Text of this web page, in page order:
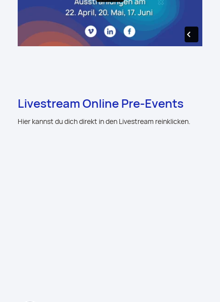
Livestream Online Pre-Events
Hier kannst du dich direkt in den Livestream reinklicken.